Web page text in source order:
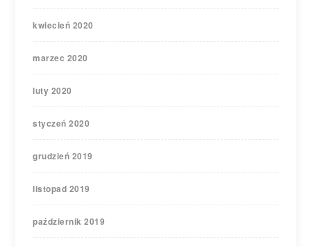
kwiecień 2020
marzec 2020
luty 2020
styczeń 2020
grudzień 2019
listopad 2019
październik 2019